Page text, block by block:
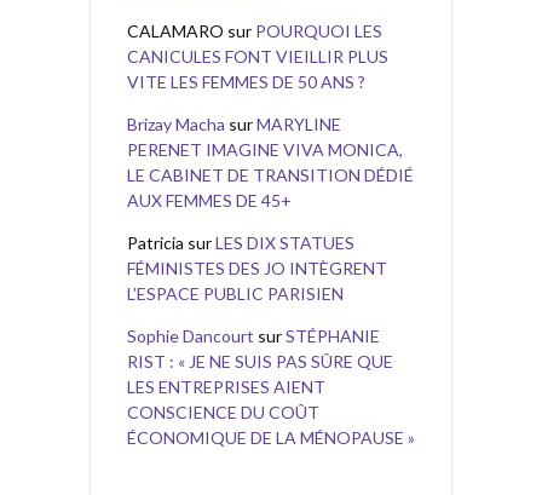
CALAMARO sur POURQUOI LES
CANICULES FONT VIEILLIR PLUS
VITE LES FEMMES DE 50 ANS ?
Brizay Macha surMARYLINE
PERENET IMAGINE VIVA MONICA,
LE CABINET DE TRANSITION DÉDIÉ
AUX FEMMES DE 45+
Patricia surLES DIX STATUES
FÉMINISTES DES JO INTÈGRENT
L’ESPACE PUBLIC PARISIEN
Sophie Dancourt surSTÉPHANIE
RIST : « JE NE SUIS PAS SÛRE QUE
LES ENTREPRISES AIENT
CONSCIENCE DU COÛT
ÉCONOMIQUE DE LA MÉNOPAUSE »